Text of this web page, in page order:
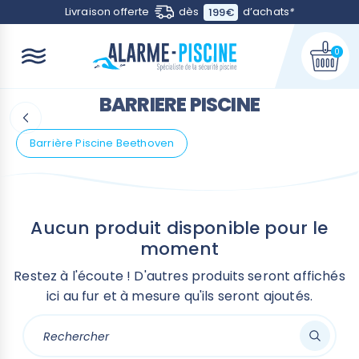
Contactez-nousLivraison offerte dès 199€ d’achats*
0
BARRIERE PISCINE
Barrière Piscine Beethoven
Aucun produit disponible pour le
moment
Restez à l'écoute ! D'autres produits seront affichés
ici au fur et à mesure qu'ils seront ajoutés.